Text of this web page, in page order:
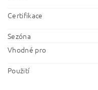
Certifikace
Sezóna
Vhodné pro
Použití